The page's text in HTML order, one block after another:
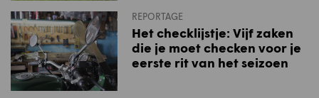
REPORTAGE
Het checklijstje: Vijf zaken
die je moet checken voor je
eerste rit van het seizoen